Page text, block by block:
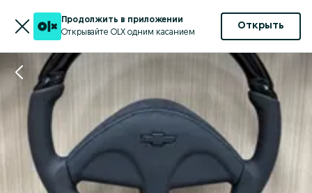
Продолжить в приложении
Открывайте OLX одним касанием
Открыть